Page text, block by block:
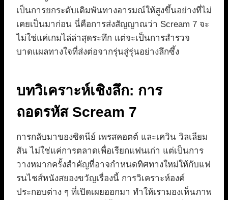
เป็นการยกระดับเดิมพันทางอารมณ์ให้สูงขึ้นอย่างที่ไม่
เคยเป็นมาก่อน นี่คือการส่งสัญญาณว่า Scream 7 จะ
ไม่ใช่แค่เกมไล่ล่าสุดระทึก แต่จะเป็นการสำรวจ
บาดแผลทางใจที่ส่งต่อจากรุ่นสู่รุ่นอย่างลึกซึ้ง
บทวิเคราะห์เชิงลึก: การ
ถอดรหัส Scream 7
การกลับมาของซิดนีย์ เพรสคอตต์ และเควิน วิลเลียม
สัน ไม่ใช่แค่การตลาดเพื่อเรียกแฟนเก่า แต่เป็นการ
วางหมากครั้งสำคัญที่อาจกำหนดทิศทางใหม่ให้กับแฟ
รนไชส์หนังสยองขวัญเรื่องนี้ การวิเคราะห์องค์
ประกอบต่าง ๆ ที่เปิดเผยออกมา ทำให้เรามองเห็นภาพ